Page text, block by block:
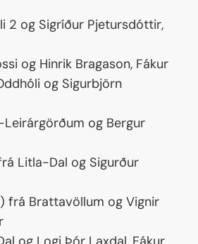
2 og Sigríður Pjetursdóttir,
og Hinrik Bragason, Fákur
og Sigurbjörn
og Bergur
Litla-Dal og Sigurður
frá Brattavöllum og Vignir